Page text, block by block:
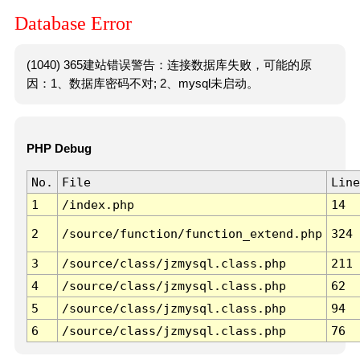
Database Error
(1040) 365建站错误警告：连接数据库失败，可能的原
因：1、数据库密码不对; 2、mysql未启动。
PHP Debug
No. File
Line
1
/index.php 14
2 /source/function/function_extend.php 324
3 /source/class/jzmysql.class.php
211
4
/source/class/jzmysql.class.php
62
5
/source/class/jzmysql.class.php
94
6
/source/class/jzmysql.class.php 76